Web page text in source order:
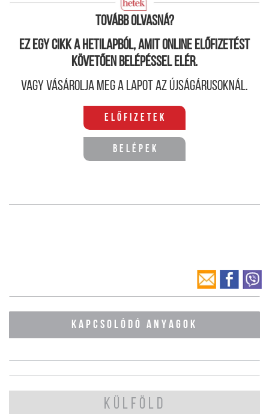
Tovább olvasná?
Ez egy cikk a hetilapból, amit online előfizetést
követően belépéssel elér.
Vagy vásárolja meg a lapot az újságárusoknál.
Előfizetek
Belépek
KAPCSOLÓDÓ ANYAGOK
KÜLFÖLD